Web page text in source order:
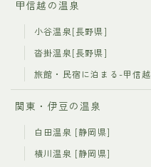
甲信越の温泉
小谷温泉[長野県]
沓掛温泉[長野県]
旅館・民宿に泊まる-甲信越
関東・伊豆の温泉
白田温泉 [静岡県]
横川温泉 [静岡県]